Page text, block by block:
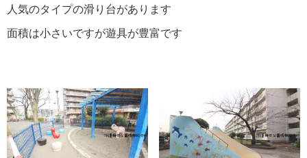
人気のタイプの滑り台があります
面積は小さいですが遊具が豊富です